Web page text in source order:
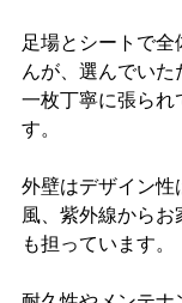
足場とシートで
んが、選んでい
一枚丁寧に張られ
す。
外壁はデザイン性
風、紫外線からお
も担っています。